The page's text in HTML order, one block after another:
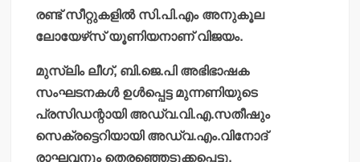
രണ്ട് സീറ്റുകളില്‍ സി.പി.എം അനുകൂല
ലോയേഴ്‌സ് യൂണിയനാണ് വിജയം.
മുസ്ലിം ലീഗ്, ബി.ജെ.പി അഭിഭാഷക
സംഘടനകള്‍ ഉള്‍പ്പെട്ട മുന്നണിയുടെ
പ്രസിഡന്റായി അഡ്വ.വി.എ.സതീഷും
സെക്രട്ടെറിയായി അഡ്വ.എം.വിനോദ്
രാഘവനും തെരഞ്ഞെടുക്കപ്പെട്ടു.